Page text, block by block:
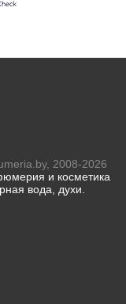
2008-2026
и косметика
вода, духи.